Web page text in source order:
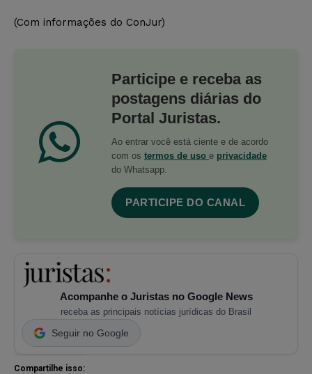
(Com informações do ConJur)
Participe e receba as
postagens diárias do
Portal Juristas.
Ao entrar você está ciente e de acordo
com os termos de uso e privacidade
do Whatsapp.
PARTICIPE DO CANAL
Acompanhe o Juristas no Google News
receba as principais notícias jurídicas do Brasil
Seguir no Google
Compartilhe isso: